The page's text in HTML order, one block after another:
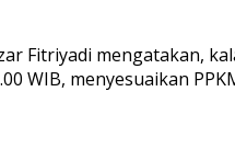
Fitriyadi mengatakan,
WIB, menyesuaikan